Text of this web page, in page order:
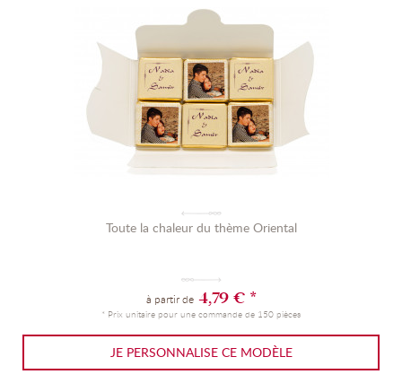
Toute la chaleur du thème Oriental
à partir de4,79 € *
* Prix unitaire pour une commande de 150 pièces
JE PERSONNALISE CE MODÈLE